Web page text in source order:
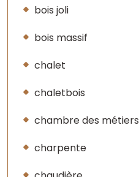
bois joli
bois massif
chalet
chaletbois
chambre des métiers
charpente